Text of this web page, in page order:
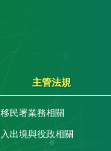
主管法規
移民署業務相關
入出境與役政相關